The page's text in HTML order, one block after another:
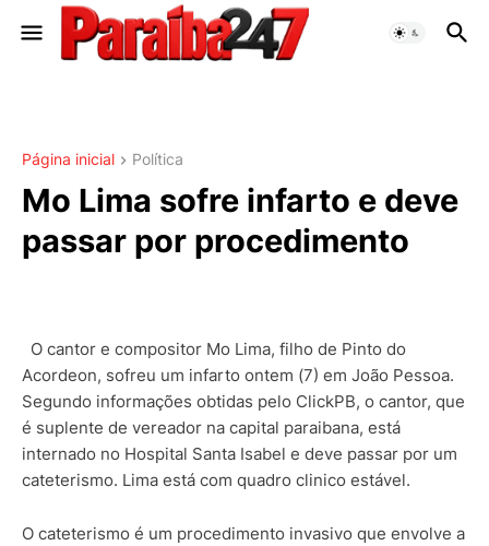
Página inicial Política
Mo Lima sofre infarto e deve
passar por procedimento
O cantor e compositor Mo Lima, filho de Pinto do
Acordeon, sofreu um infarto ontem (7) em João Pessoa.
Segundo informações obtidas pelo ClickPB, o cantor, que
é suplente de vereador na capital paraibana, está
internado no Hospital Santa Isabel e deve passar por um
cateterismo. Lima está com quadro clinico estável.
O cateterismo é um procedimento invasivo que envolve a